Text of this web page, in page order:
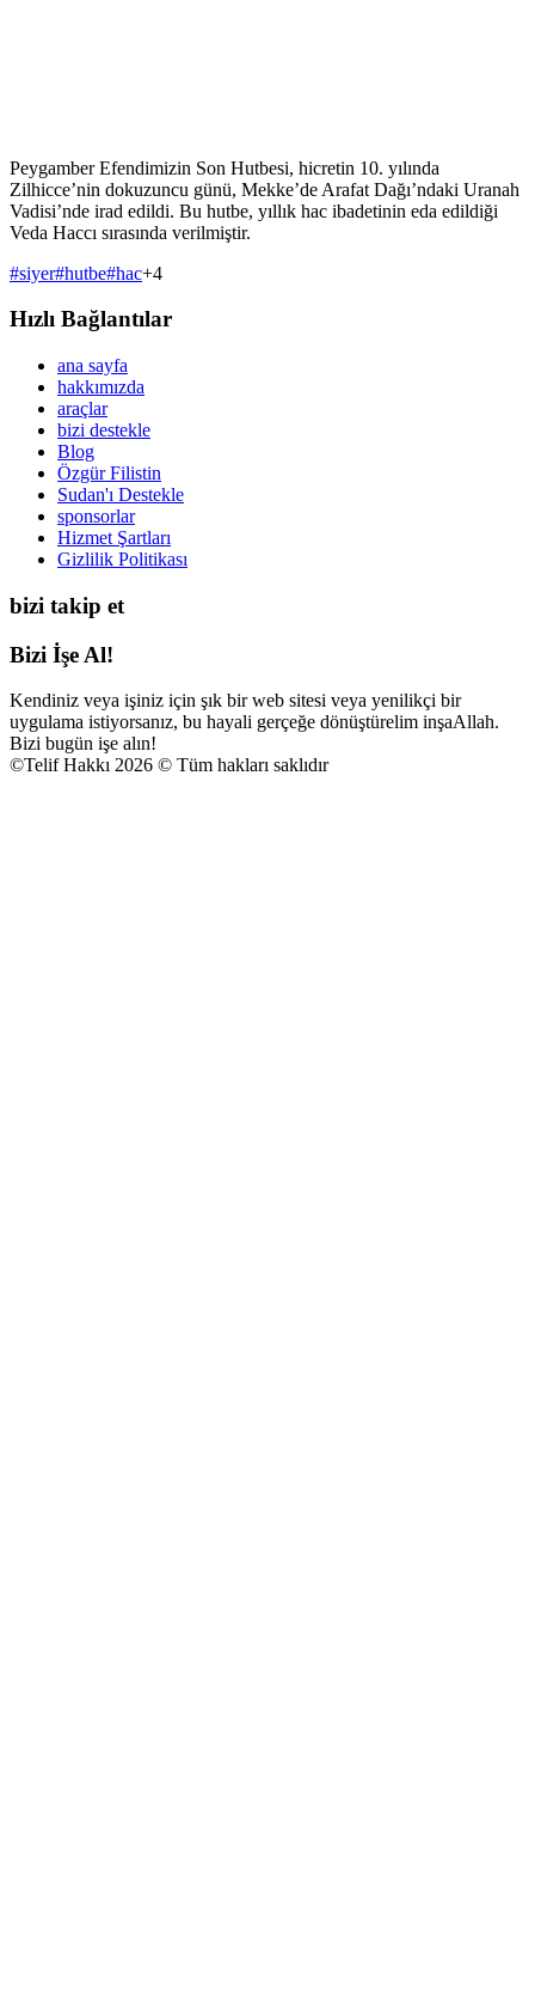
Peygamber Efendimizin Son Hutbesi, hicretin 10. yılında
Zilhicce’nin dokuzuncu günü, Mekke’de Arafat Dağı’ndaki Uranah
Vadisi’nde irad edildi. Bu hutbe, yıllık hac ibadetinin eda edildiği
Veda Haccı sırasında verilmiştir.
#siyer#hutbe#hac+4
Hızlı Bağlantılar
ana sayfa
hakkımızda
araçlar
bizi destekle
Blog
Özgür Filistin
Sudan'ı Destekle
sponsorlar
Hizmet Şartları
Gizlilik Politikası
bizi takip et
Bizi İşe Al!
Kendiniz veya işiniz için şık bir web sitesi veya yenilikçi bir
uygulama istiyorsanız, bu hayali gerçeğe dönüştürelim inşaAllah.
Bizi bugün işe alın!
©Telif Hakkı 2026 © Tüm hakları saklıdır